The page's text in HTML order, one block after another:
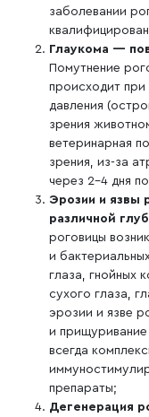
заболевании
Глаукома —
Помутнение
происходит при
давления
зрения
ветеринарная
зрения, из-за
через 2-4 дня
Эрозии и язвы
различной
роговицы
и
глаза, гнойных
сухого глаза,
эрозии и язве
и прищуривание
всегда
препараты;
Дегенерация